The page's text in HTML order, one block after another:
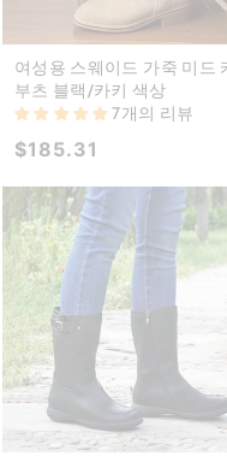
여성용 스웨이드 가죽 미드
부츠 블랙/카키 색상
7개의 리뷰
$185.31